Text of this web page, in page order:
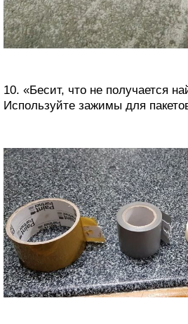
10. «Бесит, что не получается
Используйте зажимы для